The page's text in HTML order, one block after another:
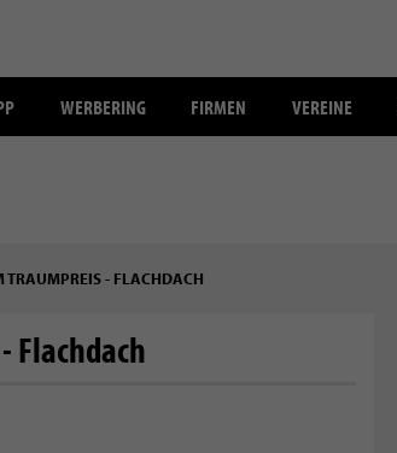
WERBERING FIRMEN VEREINE
- FLACHDACH
Flachdach